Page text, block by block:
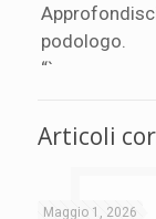
podologo.
“`
Articoli
Maggio 1, 2026